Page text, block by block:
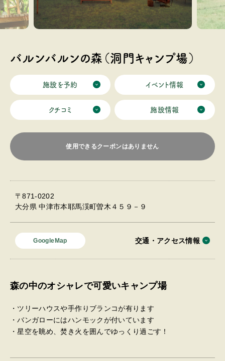
バルンバルンの森（洞門キャンプ場）
施設を予約 イベント情報
クチコミ 施設情報
使用できるクーポンはありません
〒871-0202
大分県 中津市本耶馬渓町曽木４５９－９
GoogleMap 交通・アクセス情報
森の中のオシャレで可愛いキャンプ場
・ツリーハウスや手作りブランコが有ります
・バンガローにはハンモックが付いています
・星空を眺め、焚き火を囲んでゆっくり過ごす！